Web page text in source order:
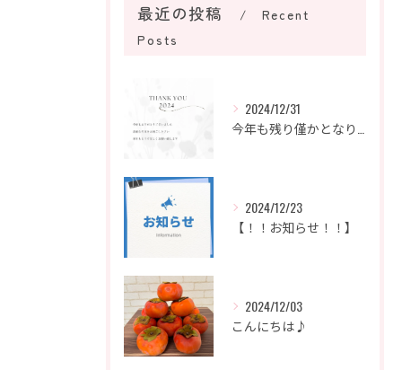
最近の投稿
Recent
Posts
2024/12/31
2024/12/23
【！！お知らせ！！】
2024/12/03
こんにちは♪